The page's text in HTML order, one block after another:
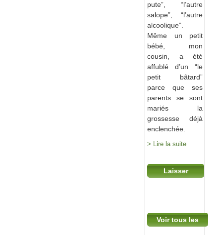
pute”, “l’autre
salope”, “l’autre
alcoolique”.
Même un petit
bébé, mon
cousin, a été
affublé d’un “le
petit bâtard”
parce que ses
parents se sont
mariés la
grossesse déjà
enclenchée.
> Lire la suite
Laisser
Voir tous les